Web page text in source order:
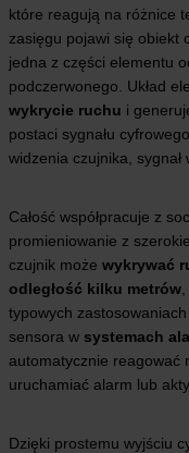
które reagują na różnice
zasięgu pojawi się obiekt
jedna z części elementu
podczerwonego. Układ
wykrycie ruchu i
postaci sygnału
widzenia czujnika, sygnał
Całość współpracuje z
promieniowanie z
czujnik może wykrywać
odległość kilku metrów
typowych
sensora w systemach
automatycznie reagować
uruchamiać alarm lub
Dzięki prostemu wyjściu